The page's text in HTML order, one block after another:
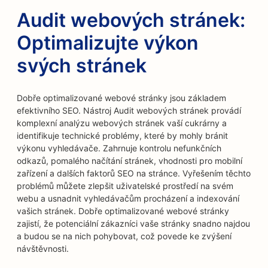
Audit webových stránek:
Optimalizujte výkon
svých stránek
Dobře optimalizované webové stránky jsou základem
efektivního SEO. Nástroj Audit webových stránek provádí
komplexní analýzu webových stránek vaší cukrárny a
identifikuje technické problémy, které by mohly bránit
výkonu vyhledávače. Zahrnuje kontrolu nefunkčních
odkazů, pomalého načítání stránek, vhodnosti pro mobilní
zařízení a dalších faktorů SEO na stránce. Vyřešením těchto
problémů můžete zlepšit uživatelské prostředí na svém
webu a usnadnit vyhledávačům procházení a indexování
vašich stránek. Dobře optimalizované webové stránky
zajistí, že potenciální zákazníci vaše stránky snadno najdou
a budou se na nich pohybovat, což povede ke zvýšení
návštěvnosti.